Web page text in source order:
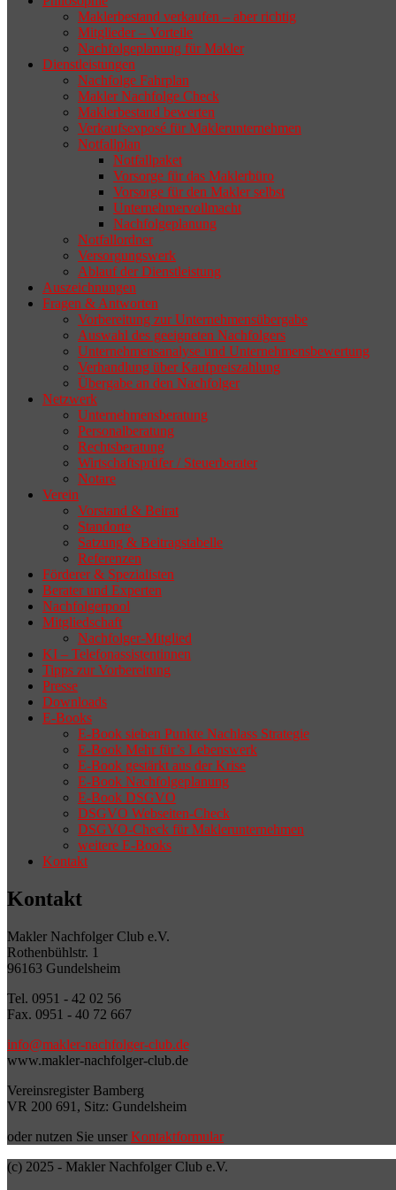
Wenn sich der Makler oder Inhaber
zurückziehen möchte, aber keinen
geeigneten Nachfolger findet, droht nicht
selten die Geschäftsaufgabe.
Maklerbestand verkaufen – aber richtig
Mitglieder – Vorteile
Nachfolgeplanung für Makler
Dienstleistungen
Nachfolge Fahrplan
Makler Nachfolge Check
Maklerbestand bewerten
Verkaufsexposé für Maklerunternehmen
Notfallplan
Notfallpaket
Vorsorge für das Maklerbüro
Vorsorge für den Makler selbst
Unternehmervollmacht
Nachfolgeplanung
Notfallordner
Versorgungswerk
Ablauf der Dienstleistung
Auszeichnungen
Fragen & Antworten
Vorbereitung zur Unternehmensübergabe
Auswahl des geeigneten Nachfolgers
Unternehmensanalyse und Unternehmensbewertung
Verhandlung über Kaufpreiszahlung
Übergabe an den Nachfolger
Netzwerk
Unternehmensberatung
Personalberatung
Rechtsberatung
Wirtschaftsprüfer / Steuerberater
Notare
Verein
Vorstand & Beirat
Standorte
Satzung & Beitragstabelle
Referenzen
Förderer & Spezialisten
Berater und Experten
Nachfolgerpool
Mitgliedschaft
Nachfolger-Mitglied
KI – Telefonassistentinnen
Tipps zur Vorbereitung
Presse
Downloads
E-Books
E-Book sieben Punkte Nachlass Strategie
E-Book Mehr für’s Lebenswerk
E-Book gestärkt aus der Krise
E-Book Nachfolgeplanung
E-Book DSGVO
DSGVO Webseiten-Check
DSGVO-Check für Maklerunternehmen
weitere E-Books
Kontakt
Kontakt
Makler Nachfolger Club e.V.
Rothenbühlstr. 1
96163 Gundelsheim
Tel. 0951 - 42 02 56
Fax. 0951 - 40 72 667
info@makler-nachfolger-club.de
www.makler-nachfolger-club.de
Vereinsregister Bamberg
VR 200 691, Sitz: Gundelsheim
oder nutzen Sie unser Kontaktformular
(c) 2025 - Makler Nachfolger Club e.V.